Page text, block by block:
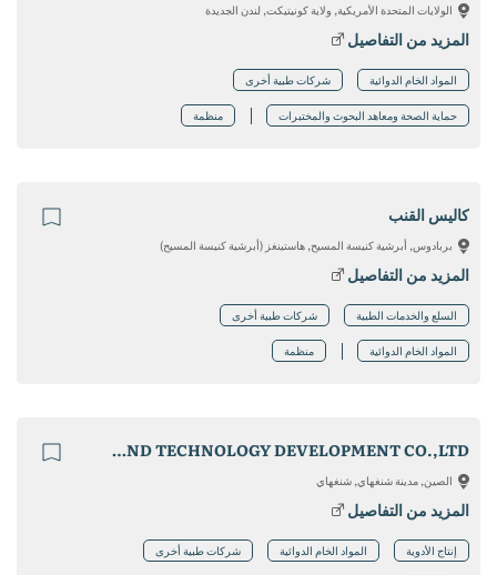
الولايات المتحدة الأمريكية, ولاية كونيتيكت, لندن الجديدة
المزيد من التفاصيل
المواد الخام الدوائية شركات طبية أخرى
حماية الصحة ومعاهد البحوث والمختبرات منظمة
كاليس القنب
بربادوس, أبرشية كنيسة المسيح, هاستينغز (أبرشية كنيسة المسيح)
المزيد من التفاصيل
السلع والخدمات الطبية شركات طبية أخرى
المواد الخام الدوائية منظمة
SICHUAN HENGKANG SCIENCE AND TECHNOLOGY DEVELOPMENT CO.,LTD
الصين, مدينة شنغهاي, شنغهاي
المزيد من التفاصيل
إنتاج الأدوية المواد الخام الدوائية شركات طبية أخرى